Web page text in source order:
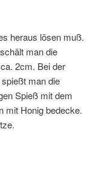
heraus lösen muß.
man die
2cm. Bei der
man die
Spieß mit dem
mit Honig bedecke.